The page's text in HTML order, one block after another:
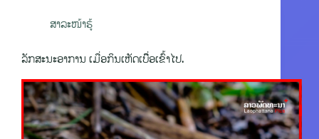
ສາລະໜ້າຮູ້
ລັກສະນະອາການ ເມື່ອກິນເຫັດເບື່ຶອເຂົ້າໄປ.